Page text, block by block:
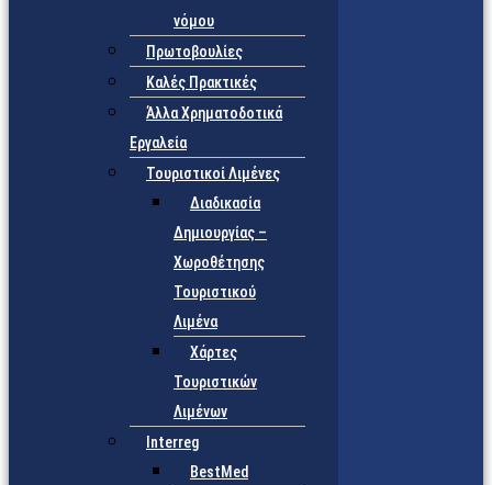
νόμου
Πρωτοβουλίες
Καλές Πρακτικές
Άλλα Χρηματοδοτικά
Εργαλεία
Τουριστικοί Λιμένες
Διαδικασία
Δημιουργίας –
Χωροθέτησης
Τουριστικού
Λιμένα
Χάρτες
Τουριστικών
Λιμένων
Interreg
BestMed